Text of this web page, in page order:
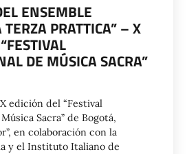
ENSEMBLE
PRATTICA” – X
DE MÚSICA SACRA”
edición del “Festival
Sacra” de Bogotá,
en colaboración con la
y el Instituto Italiano de